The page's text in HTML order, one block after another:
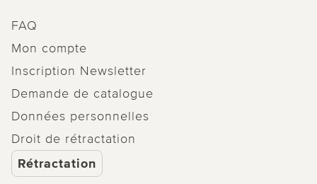
FAQ
Mon compte
Inscription Newsletter
Demande de catalogue
Données personnelles
Droit de rétractation
Rétractation